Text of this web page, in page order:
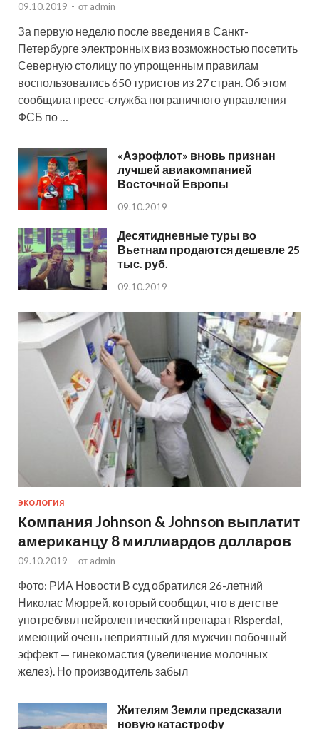
09.10.2019 - от admin
За первую неделю после введения в Санкт-
Петербурге электронных виз возможностью посетить
Северную столицу по упрощенным правилам
воспользовались 650 туристов из 27 стран. Об этом
сообщила пресс-служба пограничного управления
ФСБ по …
«Аэрофлот» вновь признан
лучшей авиакомпанией
Восточной Европы
09.10.2019
Десятидневные туры во
Вьетнам продаются дешевле 25
тыс. руб.
09.10.2019
ЭКОЛОГИЯ
Компания Johnson & Johnson выплатит
американцу 8 миллиардов долларов
09.10.2019 - от admin
Фото: РИА Новости В суд обратился 26-летний
Николас Мюррей, который сообщил, что в детстве
употреблял нейролептический препарат Risperdal,
имеющий очень неприятный для мужчин побочный
эффект — гинекомастия (увеличение молочных
желез). Но производитель забыл
Жителям Земли предсказали
новую катастрофу